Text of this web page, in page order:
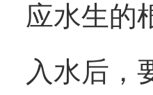
应水生的
入水后，